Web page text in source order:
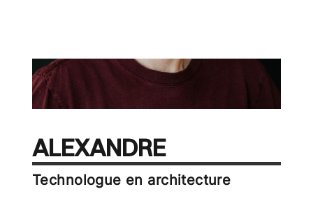
ALEXANDRE
Technologue en architecture